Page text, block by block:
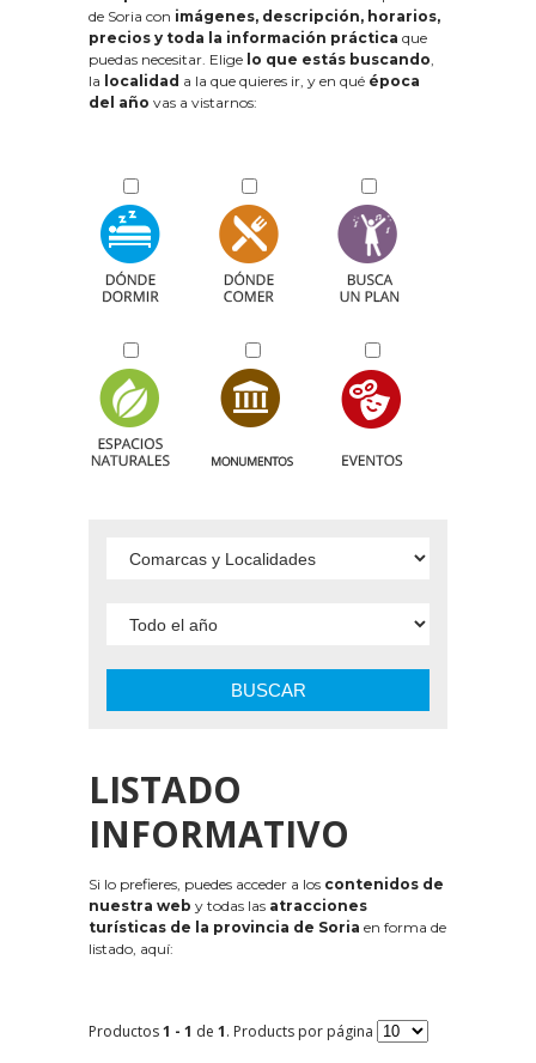
de Soria con imágenes, descripción, horarios,
precios y toda la información práctica que
puedas necesitar. Elige lo que estás buscando,
la localidad a la que quieres ir, y en qué época
del año vas a vistarnos:
BUSCAR
LISTADO
INFORMATIVO
Si lo prefieres, puedes acceder a los contenidos de
nuestra web y todas las atracciones
turísticas de la provincia de Soria en forma de
listado, aquí:
Productos1 - 1 de 1. Products por página